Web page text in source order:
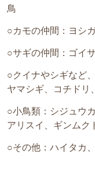
鳥
○カモの仲間：ヨシ
○サギの仲間：ゴイ
○クイナやシギなど
ヤマシギ、コチドリ
○小鳥類：シジュウ
アリスイ、ギンムク
○その他：ハイタカ